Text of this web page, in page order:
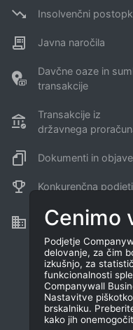
Insolvenčni
Javna naročila
Davčne oaze in
transakcije
Transakcije iz
državnega
Dokumenti in objave
Konkurenčna
Nepremičnine in
sredstva
Cenimo
Podjetje
delovanje, za čim
izkušnjo, za
funkcionalnosti
Companywall
Nastavitve
brskalniku.
kako jih